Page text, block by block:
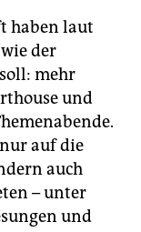
haben laut
der
mehr
und
auf die
auch
– unter
und